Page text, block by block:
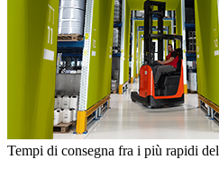
Tempi di consegna fra i più rapidi